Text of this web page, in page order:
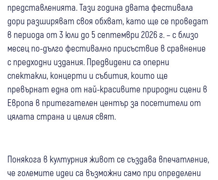
представленията. Тази година двата фестивала
дори разширяват своя обхват, като ще се проведат
в периода от 3 юли до 5 септември 2026 г. – с близо
месец по-дълго фестивално присъствие в сравнение
с предходни издания. Предвидени са оперни
спектакли, концерти и събития, които ще
превърнат една от най-красивите природни сцени в
Европа в притегателен център за посетители от
цялата страна и целия свят.
Понякога в културния живот се създава впечатление,
че големите идеи са възможни само при определени